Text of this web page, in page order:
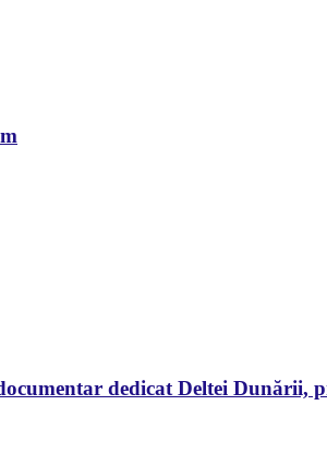
dedicat Deltei Dunării,